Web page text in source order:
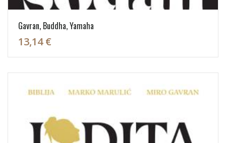
Gavran, Buddha, Yamaha
13,14 €